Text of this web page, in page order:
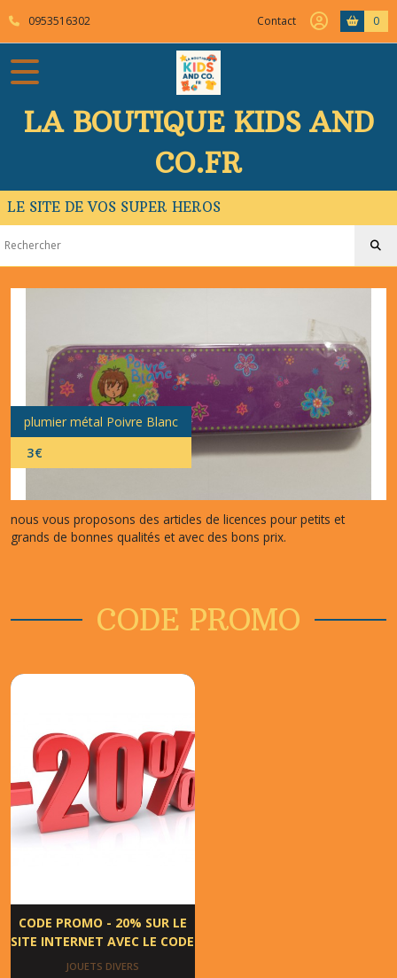
0953516302 Contact 0
LA BOUTIQUE KIDS AND
CO.FR
LE SITE DE VOS SUPER HEROS
plumier métal Poivre Blanc
3€
nous vous proposons des articles de licences pour petits et
grands de bonnes qualités et avec des bons prix.
CODE PROMO
CODE PROMO - 20% SUR LE
SITE INTERNET AVEC LE CODE
: code20
JOUETS DIVERS